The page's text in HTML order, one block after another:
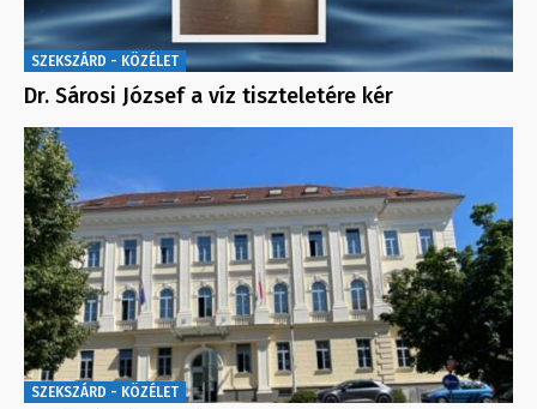
SZEKSZÁRD - KÖZÉLET
Dr. Sárosi József a víz tiszteletére kér
SZEKSZÁRD - KÖZÉLET